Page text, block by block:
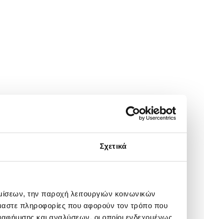
Σχετικά
την παροχή λειτουργιών κοινωνικών
πληροφορίες που αφορούν τον τρόπο που
και αναλύσεων, οι οποίοι ενδεχομένως